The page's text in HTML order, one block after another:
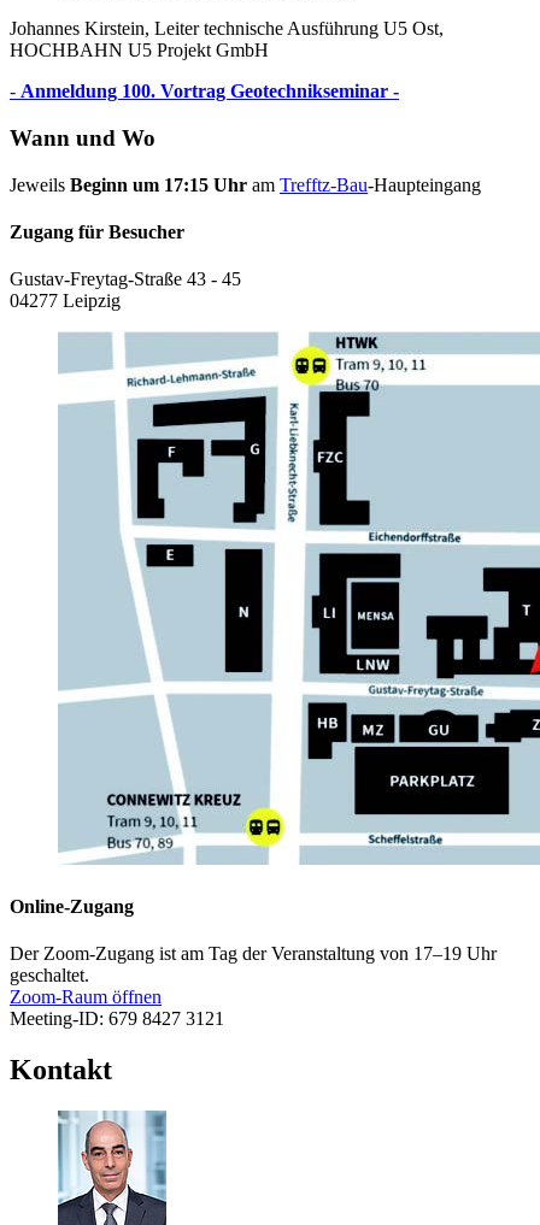
Johannes Kirstein, Leiter technische Ausführung U5 Ost,
HOCHBAHN U5 Projekt GmbH
- Anmeldung 100. Vortrag Geotechnikseminar -
Wann und Wo
Jeweils Beginn um 17:15 Uhr am Trefftz-Bau-Haupteingang
Zugang für Besucher
Gustav-Freytag-Straße 43 - 45
04277 Leipzig
Online-Zugang
Der Zoom-Zugang ist am Tag der Veranstaltung von 17–19 Uhr
geschaltet.
Zoom-Raum öffnen
Meeting-ID: 679 8427 3121
Kontakt